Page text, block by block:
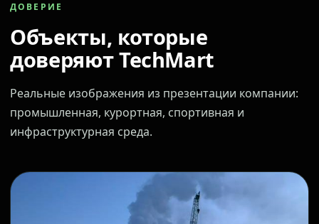
ДОВЕРИЕ
Объекты, которые
доверяют TechMart
Реальные изображения из презентации компании:
промышленная, курортная, спортивная и
инфраструктурная среда.